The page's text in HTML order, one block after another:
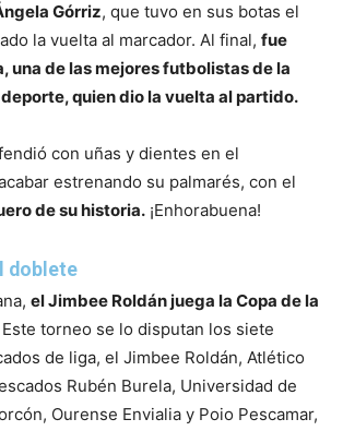
Górriz, que tuvo en sus botas el
la vuelta al marcador. Al final, fue
una de las mejores futbolistas de la
quien dio la vuelta al partido.
con uñas y dientes en el
estrenando su palmarés, con el
de su historia. ¡Enhorabuena!
doblete
el Jimbee Roldán juega la Copa de la
Este torneo se lo disputan los siete
de liga, el Jimbee Roldán, Atlético
Rubén Burela, Universidad de
Ourense Envialia y Poio Pescamar,